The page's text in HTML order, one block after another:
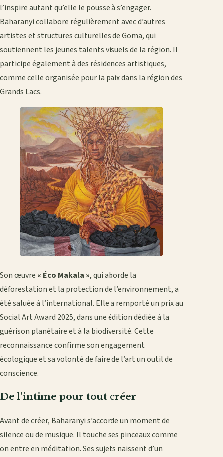
l’inspire autant qu’elle le pousse à s’engager.
Baharanyi collabore régulièrement avec d’autres
artistes et structures culturelles de Goma, qui
soutiennent les jeunes talents visuels de la région. Il
participe également à des résidences artistiques,
comme celle organisée pour la paix dans la région des
Grands Lacs.
Son œuvre « Éco Makala », qui aborde la
déforestation et la protection de l’environnement, a
été saluée à l’international. Elle a remporté un prix au
Social Art Award 2025, dans une édition dédiée à la
guérison planétaire et à la biodiversité. Cette
reconnaissance confirme son engagement
écologique et sa volonté de faire de l’art un outil de
conscience.
De l’intime pour tout créer
Avant de créer, Baharanyi s’accorde un moment de
silence ou de musique. Il touche ses pinceaux comme
on entre en méditation. Ses sujets naissent d’un